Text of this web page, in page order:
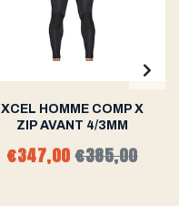
XCEL HOMME COMP X
ZIP AVANT 4/3MM
€347,00€385,00